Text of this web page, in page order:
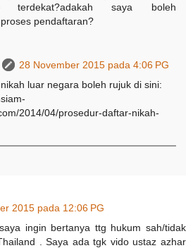
terdekat?adakah saya boleh
pendaftaran?
28 November 2015 pada 4:06 PG
luar negara boleh rujuk di sini:
2014/04/prosedur-daftar-nikah-
2015 pada 12:06 PG
ingin bertanya ttg hukum sah/tidak
. Saya ada tgk vido ustaz azhar